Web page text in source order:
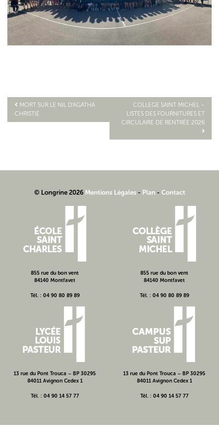
Navigation
MORT SUR LE NIL D’AGATHA
CHRISTIE
COLLEGE SAINT MICHEL –
LISTES DES FOURNITURES ET
CIRCULAIRE DE RENTRÉE 2026
© Longrine 2026 Mentions Légales - Plan - Contact
855 rue du bon vent
84140 Montfavet
Tél. : 04 90 80 89 89
855 rue du bon vent
84140 Montfavet
Tél. : 04 90 80 89 89
13 rue du Pont Trouca – BP 30295
84011 Avignon Cedex 1
Tél. : 04 90 14 57 77
13 rue du Pont Trouca – BP 30295
84011 Avignon Cedex 1
Tél. : 04 90 14 57 77